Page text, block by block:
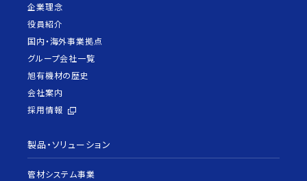
企業理念
役員紹介
国内・海外事業拠点
グループ会社一覧
旭有機材の歴史
会社案内
採用情報
製品・ソリューション
管材システム事業